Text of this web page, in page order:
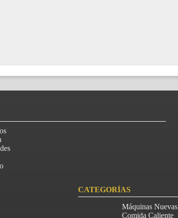
CATEGORÍAS
Máquinas Nuevas
Comida Caliente